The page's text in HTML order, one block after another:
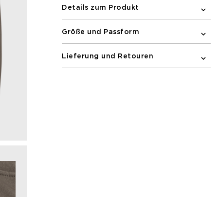
Details zum Produkt
Größe und Passform
Lieferung und Retouren